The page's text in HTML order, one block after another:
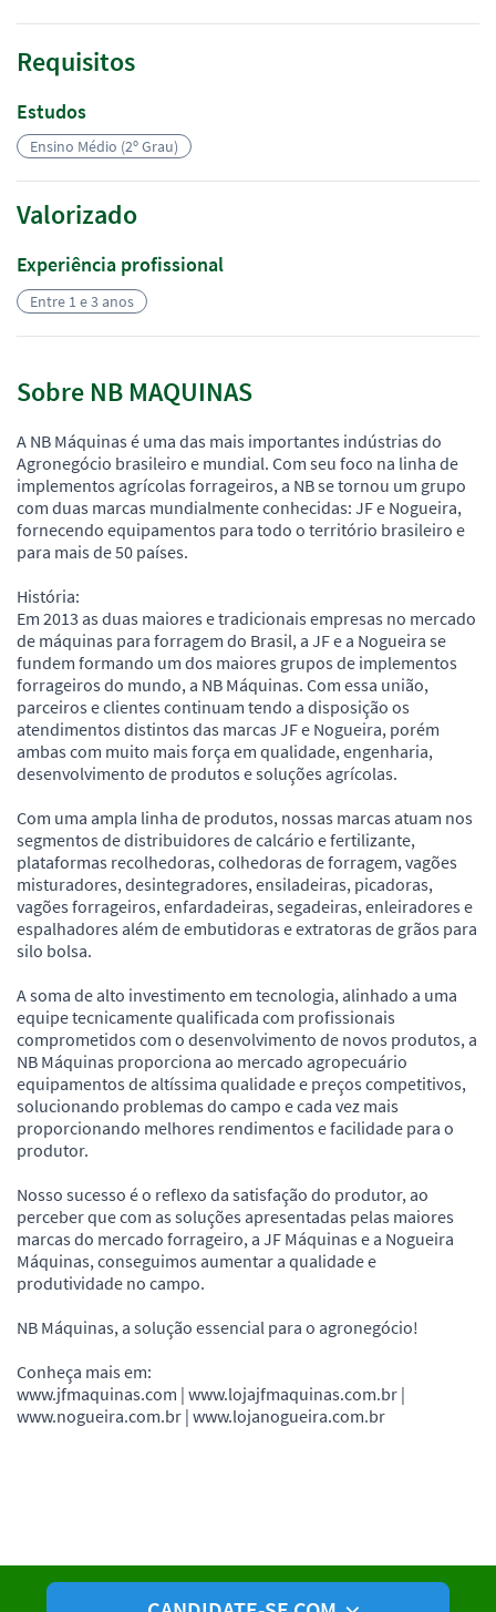
Requisitos
Estudos
Ensino Médio (2º Grau)
Valorizado
Experiência profissional
Entre 1 e 3 anos
Sobre NB MAQUINAS
A NB Máquinas é uma das mais importantes indústrias do
Agronegócio brasileiro e mundial. Com seu foco na linha de
implementos agrícolas forrageiros, a NB se tornou um grupo
com duas marcas mundialmente conhecidas: JF e Nogueira,
fornecendo equipamentos para todo o território brasileiro e
para mais de 50 países.
História:
Em 2013 as duas maiores e tradicionais empresas no mercado
de máquinas para forragem do Brasil, a JF e a Nogueira se
fundem formando um dos maiores grupos de implementos
forrageiros do mundo, a NB Máquinas. Com essa união,
parceiros e clientes continuam tendo a disposição os
atendimentos distintos das marcas JF e Nogueira, porém
ambas com muito mais força em qualidade, engenharia,
desenvolvimento de produtos e soluções agrícolas.
Com uma ampla linha de produtos, nossas marcas atuam nos
segmentos de distribuidores de calcário e fertilizante,
plataformas recolhedoras, colhedoras de forragem, vagões
misturadores, desintegradores, ensiladeiras, picadoras,
vagões forrageiros, enfardadeiras, segadeiras, enleiradores e
espalhadores além de embutidoras e extratoras de grãos para
silo bolsa.
A soma de alto investimento em tecnologia, alinhado a uma
equipe tecnicamente qualificada com profissionais
comprometidos com o desenvolvimento de novos produtos, a
NB Máquinas proporciona ao mercado agropecuário
equipamentos de altíssima qualidade e preços competitivos,
solucionando problemas do campo e cada vez mais
proporcionando melhores rendimentos e facilidade para o
produtor.
Nosso sucesso é o reflexo da satisfação do produtor, ao
perceber que com as soluções apresentadas pelas maiores
marcas do mercado forrageiro, a JF Máquinas e a Nogueira
Máquinas, conseguimos aumentar a qualidade e
produtividade no campo.
NB Máquinas, a solução essencial para o agronegócio!
Conheça mais em:
www.jfmaquinas.com | www.lojajfmaquinas.com.br |
www.nogueira.com.br | www.lojanogueira.com.br